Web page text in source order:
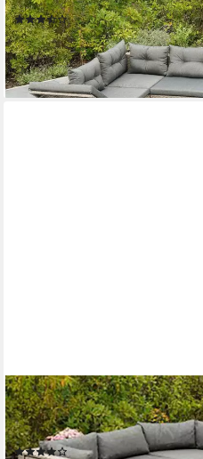
(3)
469,29 € UVP1.216,90 €
-61%
lieferbar - in 4-5 Werktagen bei dir
MERXX
Gartenlounge-Set Rivello, (23-
BxTxH: 225x225x63 cm
(1)